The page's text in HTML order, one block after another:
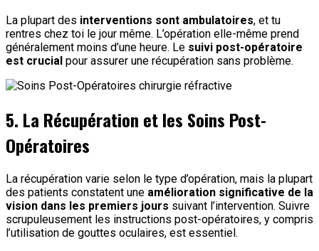
La plupart des interventions sont ambulatoires, et tu
rentres chez toi le jour même. L’opération elle-même prend
généralement moins d’une heure. Le suivi post-opératoire
est crucial pour assurer une récupération sans problème.
5. La Récupération et les Soins Post-
Opératoires
La récupération varie selon le type d’opération, mais la plupart
des patients constatent une amélioration significative de la
vision dans les premiers jours suivant l’intervention. Suivre
scrupuleusement les instructions post-opératoires, y compris
l’utilisation de gouttes oculaires, est essentiel.